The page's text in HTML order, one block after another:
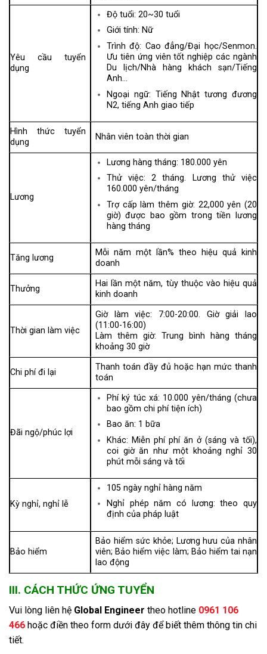
Yêu cầu tuyển
dụng
Độ tuổi: 20~30 tuổi
Giới tính: Nữ
Trình độ: Cao đẳng/Đại học/Senmon.
Ưu tiên ứng viên tốt nghiệp các ngành
Du lịch/Nhà hàng khách sạn/Tiếng
Anh…
Ngoại ngữ: Tiếng Nhật tương đương
N2, tiếng Anh giao tiếp
Hình thức tuyển
dụng
Nhân viên toàn thời gian
Lương
Lương hàng tháng: 180.000 yên
Thử việc: 2 tháng. Lương thử việc
160.000 yên/tháng
Trợ cấp làm thêm giờ: 22,000 yên (20
giờ) được bao gồm trong tiền lương
hàng tháng
Tăng lương
Mỗi năm một lần% theo hiệu quả kinh
doanh
Thưởng
Hai lần một năm, tùy thuộc vào hiệu quả
kinh doanh
Thời gian làm việc
Giờ làm việc: 7:00-20:00. Giờ giải lao
(11:00-16:00)
Làm thêm giờ: Trung bình hàng tháng
khoảng 30 giờ
Chi phí đi lại
Thanh toán đầy đủ hoặc hạn mức thanh
toán
Đãi ngộ/phúc lợi
Phí ký túc xá: 10.000 yên/tháng (chưa
bao gồm chi phí tiện ích)
Bao ăn: 1 bữa
Khác: Miễn phí phí ​​ăn ở (sáng và tối),
coi giờ ăn như một khoảng nghỉ 30
phút mỗi sáng và tối
Kỳ nghỉ, nghỉ lễ
105 ngày nghỉ hàng năm
Nghỉ phép năm có lương: theo quy
định của pháp luật
Bảo hiểm
Bảo hiểm sức khỏe; Lương hưu của nhân
viên; Bảo hiểm việc làm; Bảo hiểm tai nạn
lao động
III. CÁCH THỨC ỨNG TUYỂN
Vui lòng liên hệ Global Engineer theo hotline 0961 106
466 hoặc điền theo form dưới đây để biết thêm thông tin chi
tiết.